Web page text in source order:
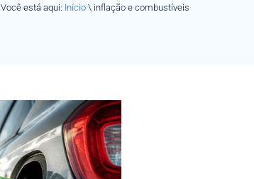
Você está aqui: Início \ inflação e combustíveis